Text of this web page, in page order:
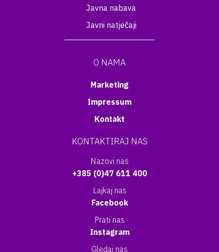
Javna nabava
Javni natječaji
O NAMA
Marketing
Impressum
Kontakt
KONTAKTIRAJ NAS
Nazovi nas
+385 (0)47 611 400
Lajkaj nas
Facebook
Prati nas
Instagram
Gledaj nas